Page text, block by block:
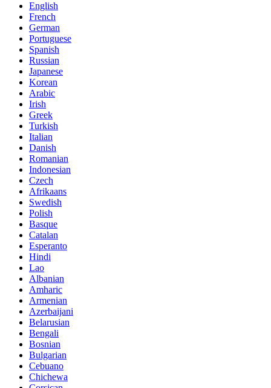
English
French
German
Portuguese
Spanish
Russian
Japanese
Korean
Arabic
Irish
Greek
Turkish
Italian
Danish
Romanian
Indonesian
Czech
Afrikaans
Swedish
Polish
Basque
Catalan
Esperanto
Hindi
Lao
Albanian
Amharic
Armenian
Azerbaijani
Belarusian
Bengali
Bosnian
Bulgarian
Cebuano
Chichewa